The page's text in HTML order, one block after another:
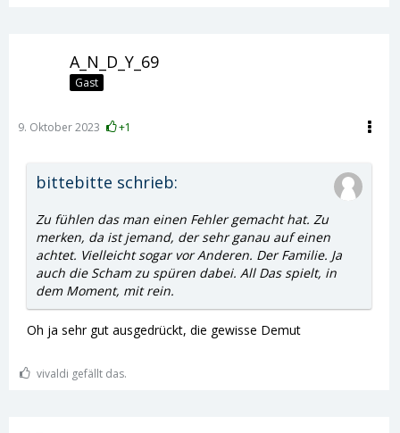
A_N_D_Y_69
Gast
9. Oktober 2023 +1
bittebitte schrieb:
Zu fühlen das man einen Fehler gemacht hat. Zu
merken, da ist jemand, der sehr ganau auf einen
achtet. Vielleicht sogar vor Anderen. Der Familie. Ja
auch die Scham zu spüren dabei. All Das spielt, in
dem Moment, mit rein.
Oh ja sehr gut ausgedrückt, die gewisse Demut
vivaldi gefällt das.